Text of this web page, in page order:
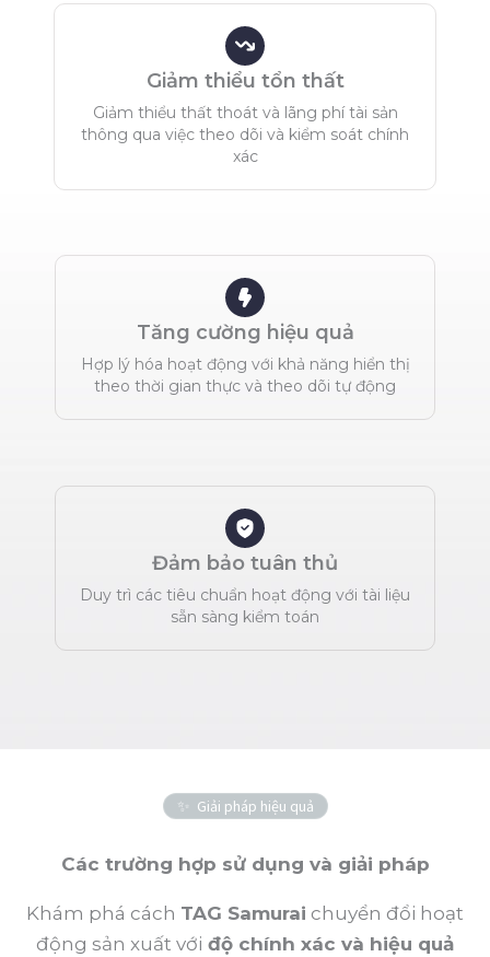
Giảm thiểu tổn thất
Giảm thiểu thất thoát và lãng phí tài sản
thông qua việc theo dõi và kiểm soát chính
xác
Tăng cường hiệu quả
Hợp lý hóa hoạt động với khả năng hiển thị
theo thời gian thực và theo dõi tự động
Đảm bảo tuân thủ
Duy trì các tiêu chuẩn hoạt động với tài liệu
sẵn sàng kiểm toán
Giải pháp hiệu quả
Các trường hợp sử dụng và giải pháp
Khám phá cách TAG Samurai chuyển đổi hoạt
động sản xuất với độ chính xác và hiệu quả